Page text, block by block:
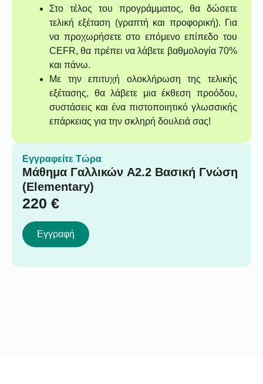
Στο τέλος του προγράμματος, θα δώσετε
τελική εξέταση (γραπτή και προφορική). Για
να προχωρήσετε στο επόμενο επίπεδο του
CEFR, θα πρέπει να λάβετε βαθμολογία 70%
και πάνω.
Με την επιτυχή ολοκλήρωση της τελικής
εξέτασης, θα λάβετε μια έκθεση προόδου,
συστάσεις και ένα πιστοποιητικό γλωσσικής
επάρκειας για την σκληρή δουλειά σας!
Εγγραφείτε Τώρα
Μάθημα Γαλλικών A2.2 Βασική Γνώση
(Elementary)
220 €
Εγγραφή